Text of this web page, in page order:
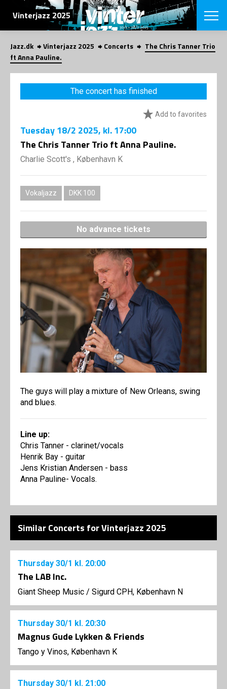
SEARCH
Vinterjazz 2025
Danish
CHOOSE
VINTERJAZZ
Themes
LOCATIONS
SHOP
Jazz.dk Vinterjazz 2025 Concerts
The Chris Tanner Trio
ft Anna Pauline.
The concert has finished
Add to favorites
Tuesday18/2 2025, kl. 17:00
The Chris Tanner Trio ft Anna Pauline.
Charlie Scott's , København K
Vokaljazz DKK 100
No advance tickets
The guys will play a mixture of New Orleans, swing
and blues.
Line up:
Chris Tanner - clarinet/vocals
Henrik Bay - guitar
Jens Kristian Andersen - bass
Anna Pauline- Vocals.
Similar Concerts for Vinterjazz 2025
Thursday 30/1 kl. 20:00
The LAB Inc.
Giant Sheep Music / Sigurd CPH, København N
Thursday 30/1 kl. 20:30
Magnus Gude Lykken & Friends
Tango y Vinos, København K
Thursday 30/1 kl. 21:00